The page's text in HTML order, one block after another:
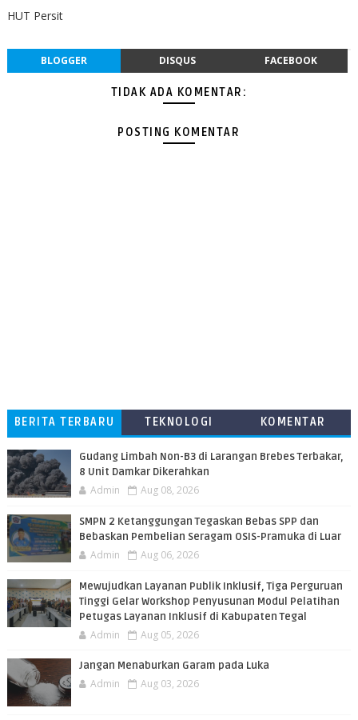
HUT Persit
BLOGGER DISQUS FACEBOOK
TIDAK ADA KOMENTAR:
POSTING KOMENTAR
BERITA TERBARU TEKNOLOGI
KOMENTAR
​Gudang Limbah Non-B3 di Larangan Brebes Terbakar,
8 Unit Damkar Dikerahkan
Admin Aug 08, 2026
SMPN 2 Ketanggungan Tegaskan Bebas SPP dan
Bebaskan Pembelian Seragam OSIS-Pramuka di Luar
Admin Aug 06, 2026
​Mewujudkan Layanan Publik Inklusif, Tiga Perguruan
Tinggi Gelar Workshop Penyusunan Modul Pelatihan
Petugas Layanan Inklusif di Kabupaten Tegal
Admin Aug 05, 2026
Jangan Menaburkan Garam pada Luka
Admin Aug 03, 2026